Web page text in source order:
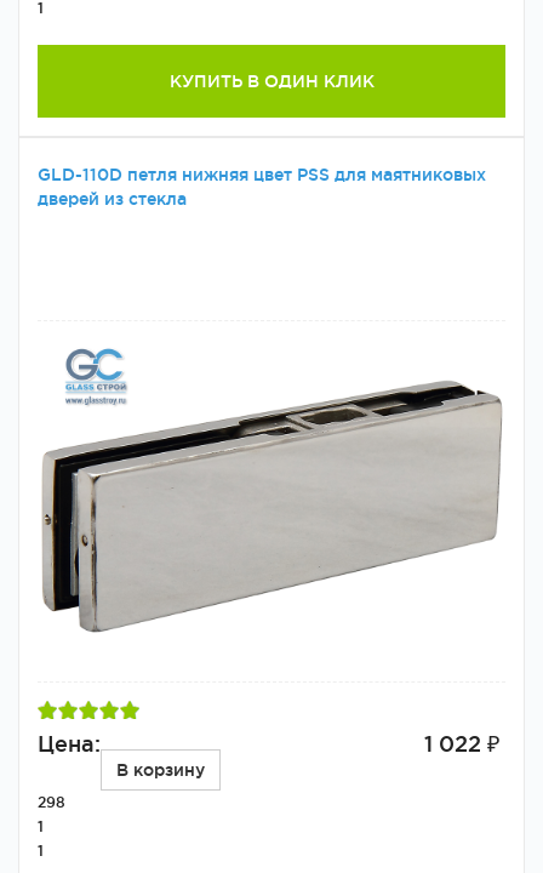
1
КУПИТЬ В ОДИН КЛИК
GLD-110D петля нижняя цвет PSS для маятниковых
дверей из стекла
Цена: 1 022 ₽
В корзину
298
1
1